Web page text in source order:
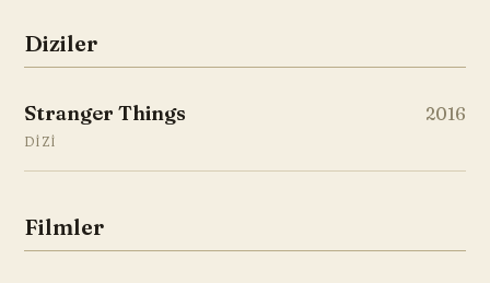
Diziler
Stranger Things 2016
DIZI
Filmler